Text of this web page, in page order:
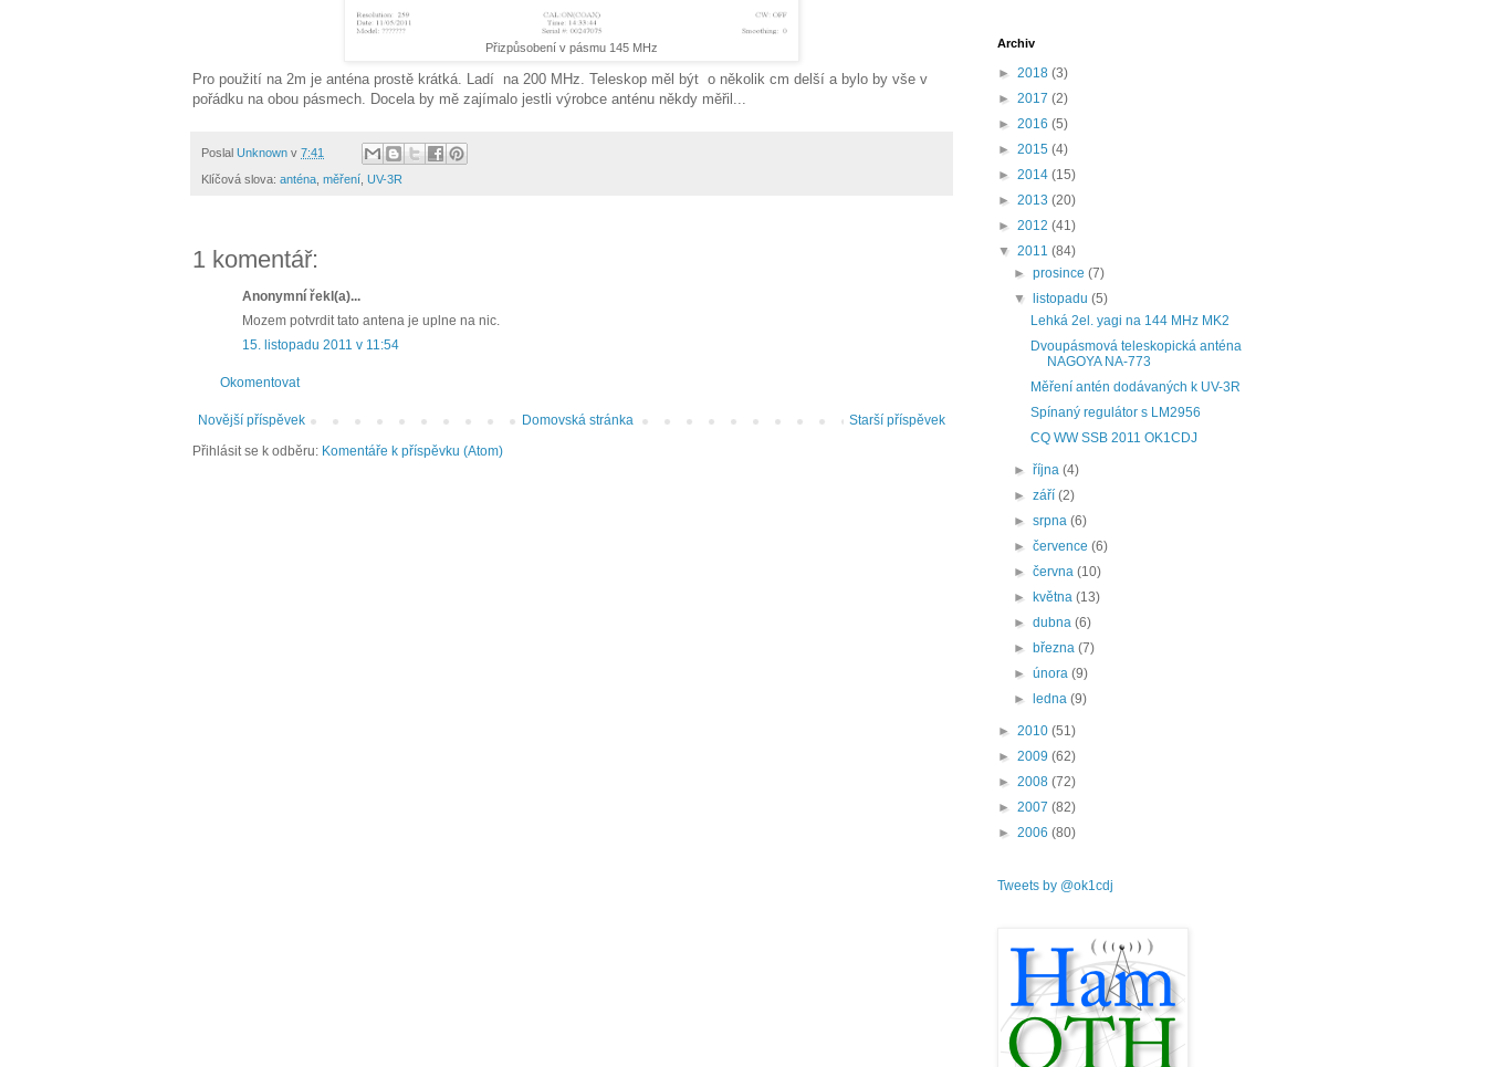
Přizpůsobení v pásmu 145 MHz
Pro použití na 2m je anténa prostě krátká. Ladí na 200 MHz. Teleskop měl být o několik cm delší a bylo by vše v
pořádku na obou pásmech. Docela by mě zajímalo jestli výrobce anténu někdy měřil...
Poslal Unknown v 7:41
Klíčová slova: anténa měření UV-3R
1 komentář:
Anonymní řekl(a)...
Mozem potvrdit tato antena je uplne na nic.
15. listopadu 2011 v 11:54
Okomentovat
Novější příspěvek Starší příspěvek
Domovská stránka
Přihlásit se k odběru: Komentáře k příspěvku (Atom)
Archiv
► 2018 (3)
► 2017 (2)
► 2016 (5)
► 2015 (4)
► 2014 (15)
► 2013 (20)
► 2012 (41)
▼ 2011 (84)
►prosince(7)
▼
listopadu(5)
Lehká 2el. yagi na 144 MHz MK2
Dvoupásmová teleskopická anténa
NAGOYA NA-773
Měření antén dodávaných k UV-3R
Spínaný regulátor s LM2956
CQ WW SSB 2011 OK1CDJ
►října(4)
►září(2)
►srpna(6)
►července(6)
►června(10)
►
května(13)
►dubna(6)
► března(7)
►února(9)
►
ledna(9)
► 2010 (51)
► 2009 (62)
► 2008 (72)
► 2007 (82)
► 2006 (80)
Tweets by @ok1cdj